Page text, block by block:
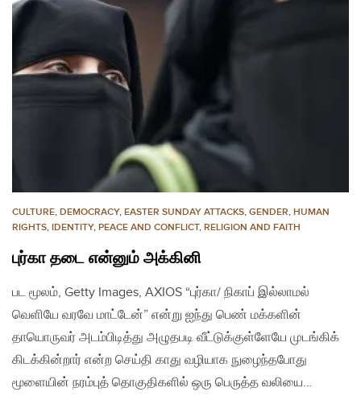
CULTURE, DEMOCRACY, EASTER SUNDAY ATTACKS, GENDER, HUMAN
RIGHTS, IDENTITY, PEACE AND CONFLICT, RELIGION AND FAITH
புர்கா தடை என்னும் அக்கினி
பட மூலம், Getty Images, AXIOS “புர்கா/ நிகாப் இல்லாமல்
வெளியே வரவே மாட்டேன்” என்று ஐந்து பெண் மக்களின்
தாயொருவர் அடம்பிடித்து அழுதபடி வீட்டுக்குள்ளேயே முடங்கிக்
கிடக்கின்றார் என்ற செய்தி காது வழியாக நுழைந்தபோது
மூளையின் நரம்புத் தொகுதிகளில் ஒரு பெருத்த வலியை…